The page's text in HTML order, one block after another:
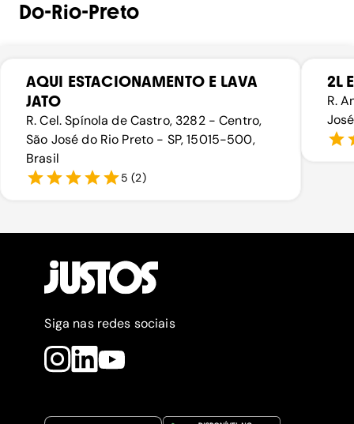
Do-Rio-Preto
AQUI ESTACIONAMENTO E LAVA
JATO
R. Cel. Spínola de Castro, 3282 - Centro,
São José do Rio Preto - SP, 15015-500,
Brasil
5 (2)
2L
R.
Siga nas redes sociais